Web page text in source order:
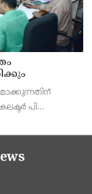
പി